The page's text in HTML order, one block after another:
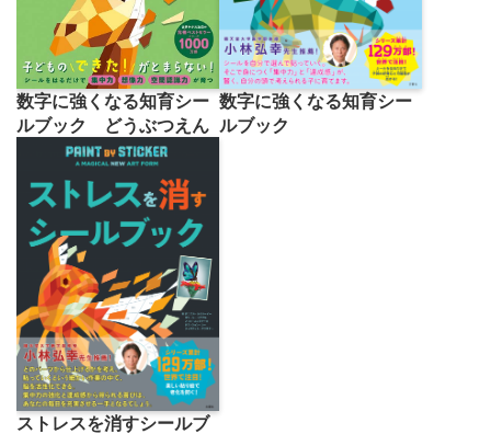
数字に強くなる知育シー
ルブック どうぶつえん
数字に強くなる知育シー
ルブック
ストレスを消すシールブ